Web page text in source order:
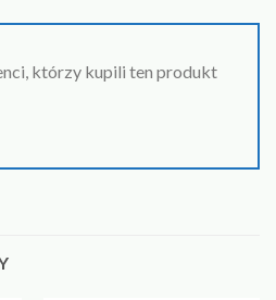
którzy kupili ten produkt